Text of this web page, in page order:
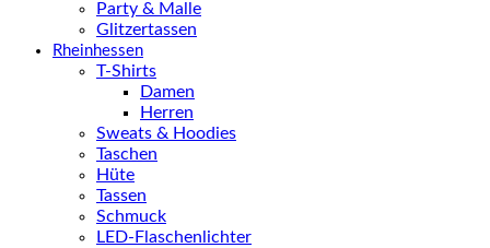
Party & Malle
Glitzertassen
Rheinhessen
T-Shirts
Damen
Herren
Sweats & Hoodies
Taschen
Hüte
Tassen
Schmuck
LED-Flaschenlichter